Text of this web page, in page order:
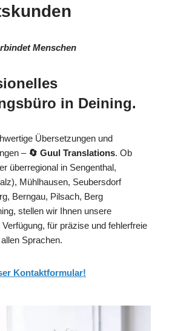
Menschen
in Deining.
Übersetzungen und
– 🔄 Guul Translations. Ob
überregional in Sengenthal,
Mühlhausen, Seubersdorf
Berngau, Pilsach, Berg
stellen wir Ihnen unsere
für präzise und fehlerfreie
Sprachen.
Kontaktformular!